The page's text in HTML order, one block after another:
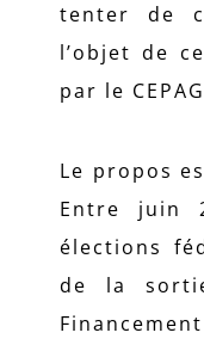
tenter de
l’objet de
par le
Le propos
Entre juin
élections
de la